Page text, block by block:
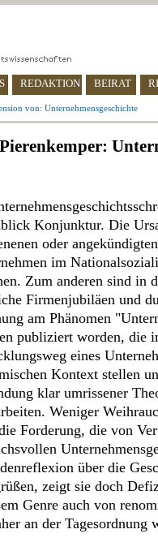
REDAKTION BEIRAT
von: Unternehmensgeschichte
Konjunktur. Die
oder
im
Zum anderen sind in
Firmenjubiläen und
am Phänomen
publiziert worden, die
eines
Kontext stellen
klar umrissener
Weniger
Forderung, die von
über die
zeigt sie doch
Genre auch von
an der Tagesordnung